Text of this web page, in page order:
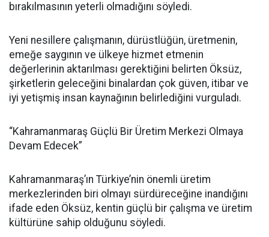
bırakılmasının yeterli olmadığını söyledi.
Yeni nesillere çalışmanın, dürüstlüğün, üretmenin,
emeğe saygının ve ülkeye hizmet etmenin
değerlerinin aktarılması gerektiğini belirten Öksüz,
şirketlerin geleceğini binalardan çok güven, itibar ve
iyi yetişmiş insan kaynağının belirlediğini vurguladı.
“Kahramanmaraş Güçlü Bir Üretim Merkezi Olmaya
Devam Edecek”
Kahramanmaraş’ın Türkiye’nin önemli üretim
merkezlerinden biri olmayı sürdüreceğine inandığını
ifade eden Öksüz, kentin güçlü bir çalışma ve üretim
kültürüne sahip olduğunu söyledi.